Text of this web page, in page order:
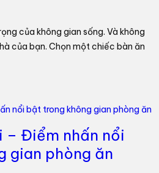
của không gian sống. Và không
của bạn. Chọn một chiếc bàn ăn
– Điểm nhấn nổi
gian phòng ăn